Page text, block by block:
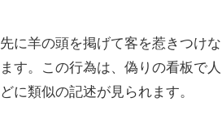
に羊の頭を掲げて客を惹きつけな
す。この行為は、偽りの看板で人
に類似の記述が見られます。